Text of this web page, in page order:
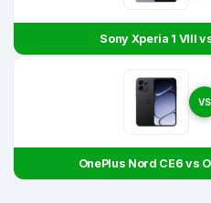
Sony Xperia 1 VIII
VS
OnePlus Nord CE6 vs